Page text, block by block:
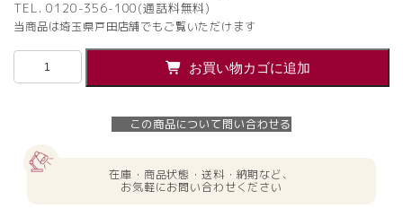
TEL. 0120-356-100(通話料無料)
当商品は埼玉県戸田店舗でもご覧いただけます
【法
お買い物カゴに追加
この商品について問い合わせる
在庫・商品状態・送料・納期など、
お気軽にお問い合わせください